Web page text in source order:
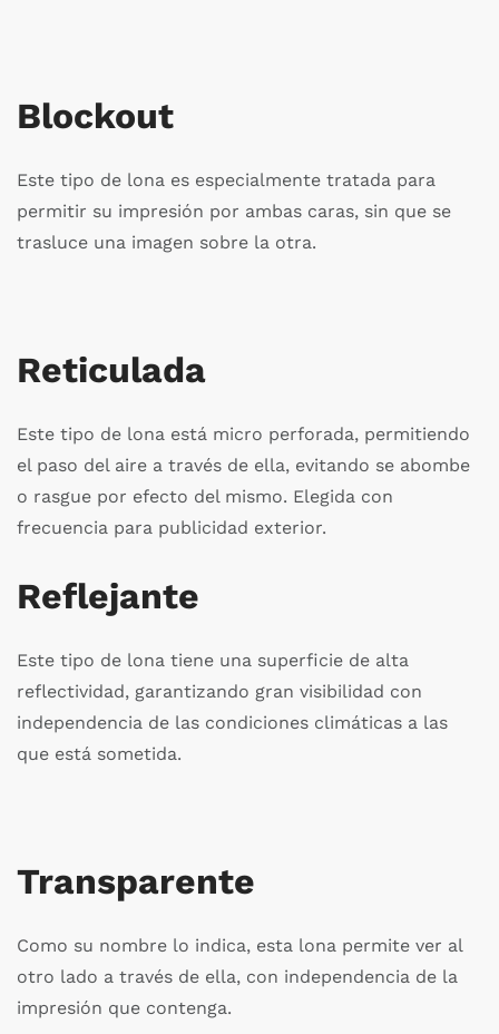
Blockout
Este tipo de lona es especialmente tratada para
permitir su impresión por ambas caras, sin que se
trasluce una imagen sobre la otra.
Reticulada
Este tipo de lona está micro perforada, permitiendo
el paso del aire a través de ella, evitando se abombe
o rasgue por efecto del mismo. Elegida con
frecuencia para publicidad exterior.
Reflejante
Este tipo de lona tiene una superficie de alta
reflectividad, garantizando gran visibilidad con
independencia de las condiciones climáticas a las
que está sometida.
Transparente
Como su nombre lo indica, esta lona permite ver al
otro lado a través de ella, con independencia de la
impresión que contenga.